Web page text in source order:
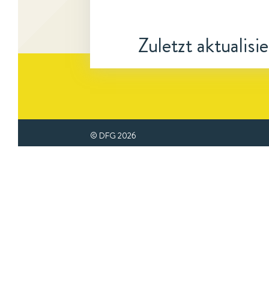
Zuletzt
© DFG 2026